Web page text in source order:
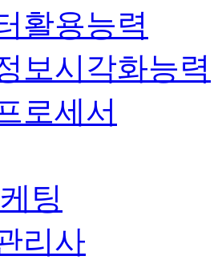
활용능력
보시각화능력
로세서
팅
리사